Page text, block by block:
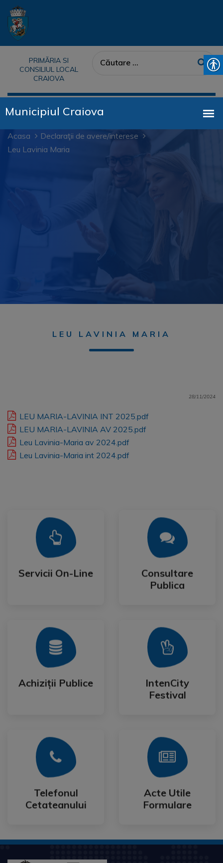
PRIMĂRIA SI
CONSILIUL LOCAL
CRAIOVA
Acasa
Declaraţii de avere/interese
Leu Lavinia Maria
LEU LAVINIA MARIA
28/11/2024
LEU MARIA-LAVINIA INT 2025.pdf
LEU MARIA-LAVINIA AV 2025.pdf
Leu Lavinia-Maria av 2024.pdf
Leu Lavinia-Maria int 2024.pdf
Servicii On-Line
Servicii On-Line
Mai Mult
Consultare
Publica
Consultare
Publica
Mai Mult
Achiziții Publice
Achiziții Publice
Mai Mult
IntenCity
Festival
IntenCity
Festival
Mai Mult
Telefonul
Cetateanului
Telefonul
Cetateanului
Mai Mult
Acte Utile
Formulare
Acte Utile
Formulare
Mai Mult